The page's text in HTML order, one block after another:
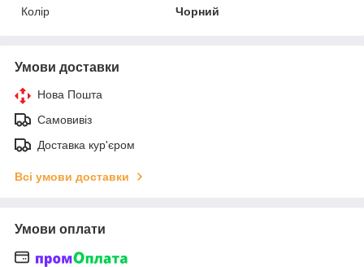
Колір
Чорний
Умови доставки
Нова Пошта
Самовивіз
Доставка кур'єром
Всі умови доставки
Умови оплати